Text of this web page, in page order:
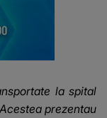
la spital
prezentau